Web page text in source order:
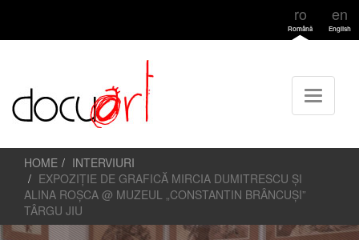
ro
Română
en
English
HOME
INTERVIURI
EXPOZIȚIE DE GRAFICĂ MIRCIA DUMITRESCU ȘI
ALINA ROȘCA @ MUZEUL „CONSTANTIN BRÂNCUȘI”
TÂRGU JIU